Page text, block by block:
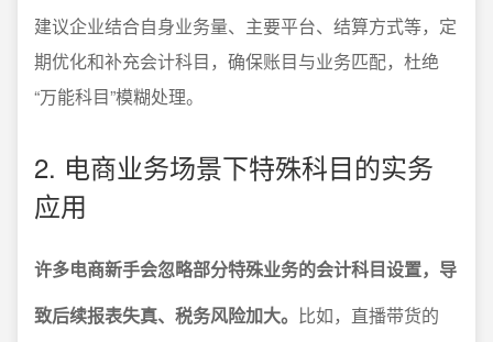
建议企业结合自身业务量、主要平台、结算方式等，定
期优化和补充会计科目，确保账目与业务匹配，杜绝
“万能科目”模糊处理。
2. 电商业务场景下特殊科目的实务
应用
许多电商新手会忽略部分特殊业务的会计科目设置，导
致后续报表失真、税务风险加大。 比如，直播带货的